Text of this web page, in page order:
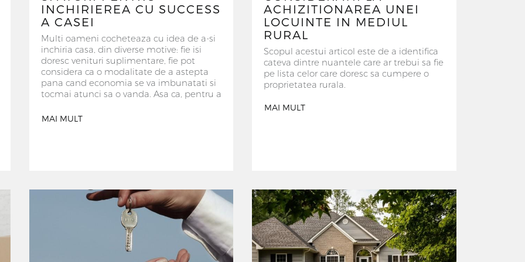
INCHIRIEREA CU SUCCESS
A CASEI
Multi oameni cocheteaza cu idea de a-si
inchiria casa, din diverse motive: fie isi
doresc venituri suplimentare, fie pot
considera ca o modalitate de a astepta
pana cand economia se va imbunatati si
tocmai atunci sa o vanda. Asa ca, pentru a
inchirieze. Totusi acest plan poate sa
MAI MULT
ACHIZITIONAREA UNEI
LOCUINTE IN MEDIUL
RURAL
Scopul acestui articol este de a identifica
cateva dintre nuantele care ar trebui sa fie
pe lista celor care doresc sa cumpere o
proprietatea rurala.
MAI MULT